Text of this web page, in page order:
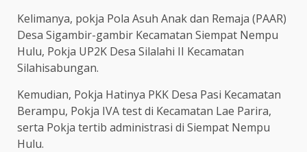
Kelimanya, pokja Pola Asuh Anak dan Remaja (PAAR)
Desa Sigambir-gambir Kecamatan Siempat Nempu
Hulu, Pokja UP2K Desa Silalahi II Kecamatan
Silahisabungan.
Kemudian, Pokja Hatinya PKK Desa Pasi Kecamatan
Berampu, Pokja IVA test di Kecamatan Lae Parira,
serta Pokja tertib administrasi di Siempat Nempu
Hulu.